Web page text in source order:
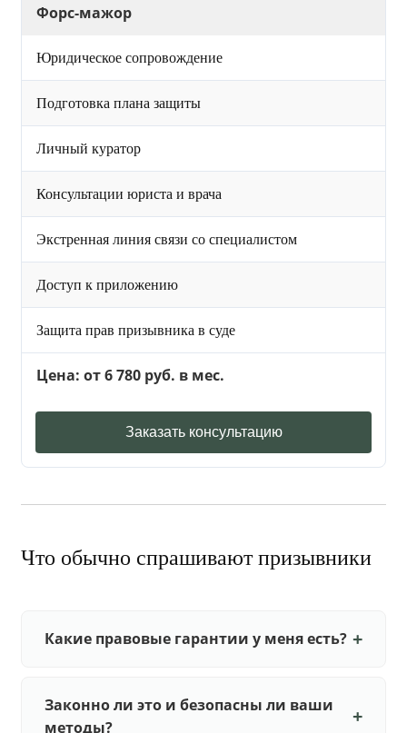
Форс-мажор
Юридическое сопровождение
Подготовка плана защиты
Личный куратор
Консультации юриста и врача
Экстренная линия связи со специалистом
Доступ к приложению
Защита прав призывника в суде
Цена: от 6 780 руб. в мес.
Заказать консультацию
Что обычно спрашивают призывники
Какие правовые гарантии у меня есть?
Законно ли это и безопасны ли ваши
методы?